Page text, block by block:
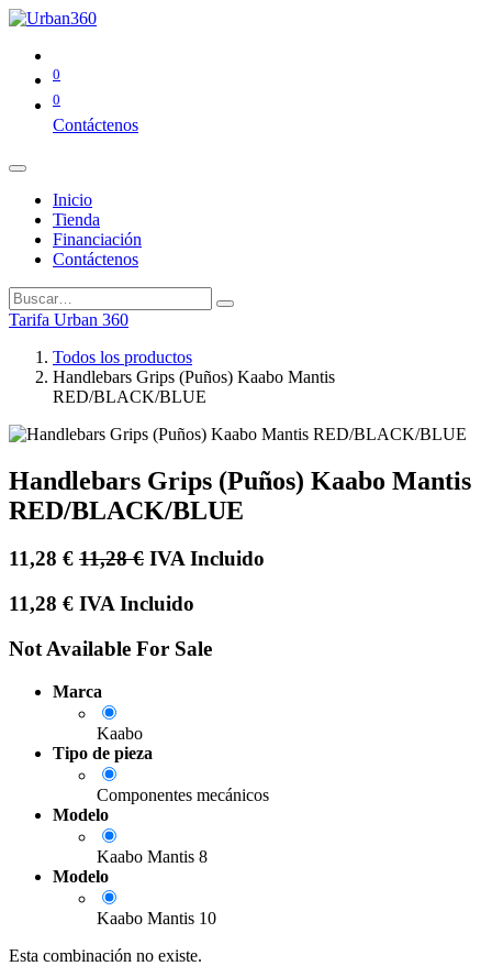
0
0
Contáctenos
Inicio
Tienda
Financiación
Contáctenos
Tarifa Urban 360
Todos los productos
Handlebars Grips (Puños) Kaabo Mantis
RED/BLACK/BLUE
Handlebars Grips (Puños) Kaabo Mantis
RED/BLACK/BLUE
11,28 € 11,28€ IVA Incluido
11,28 € IVA Incluido
Not Available For Sale
Marca
Kaabo
Tipo de pieza
Componentes mecánicos
Modelo
Kaabo Mantis 8
Modelo
Kaabo Mantis 10
Esta combinación no existe.